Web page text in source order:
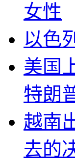
女性
以色
美国
特朗
越南
去的